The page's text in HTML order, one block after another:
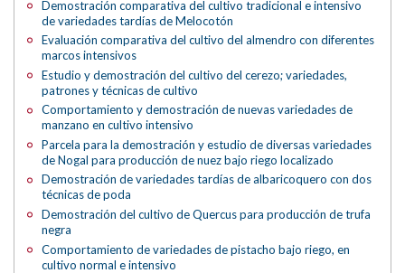
Demostración comparativa del cultivo tradicional e intensivo
de variedades tardías de Melocotón
Evaluación comparativa del cultivo del almendro con diferentes
marcos intensivos
Estudio y demostración del cultivo del cerezo; variedades,
patrones y técnicas de cultivo
Comportamiento y demostración de nuevas variedades de
manzano en cultivo intensivo
Parcela para la demostración y estudio de diversas variedades
de Nogal para producción de nuez bajo riego localizado
Demostración de variedades tardías de albaricoquero con dos
técnicas de poda
Demostración del cultivo de Quercus para producción de trufa
negra
Comportamiento de variedades de pistacho bajo riego, en
cultivo normal e intensivo